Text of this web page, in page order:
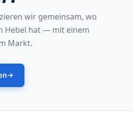
wir gemeinsam, wo
Hebel hat — mit einem
Markt.